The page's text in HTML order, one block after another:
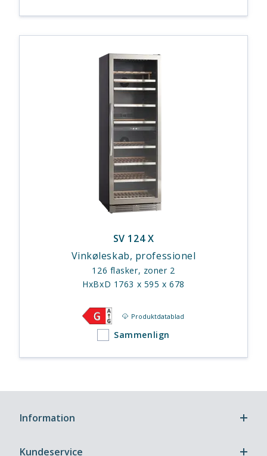
SV 124 X
Vinkøleskab, professionel
126 flasker, zoner 2
HxBxD 1763 x 595 x 678
Produktdatablad
Sammenlign
Information
Kundeservice